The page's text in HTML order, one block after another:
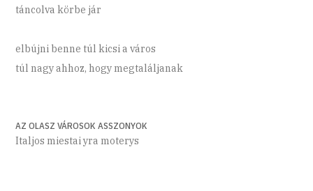
táncolva körbe jár
elbújni benne túl kicsi a város
túl nagy ahhoz, hogy megtaláljanak
AZ OLASZ VÁROSOK ASSZONYOK
Italjos miestai yra moterys